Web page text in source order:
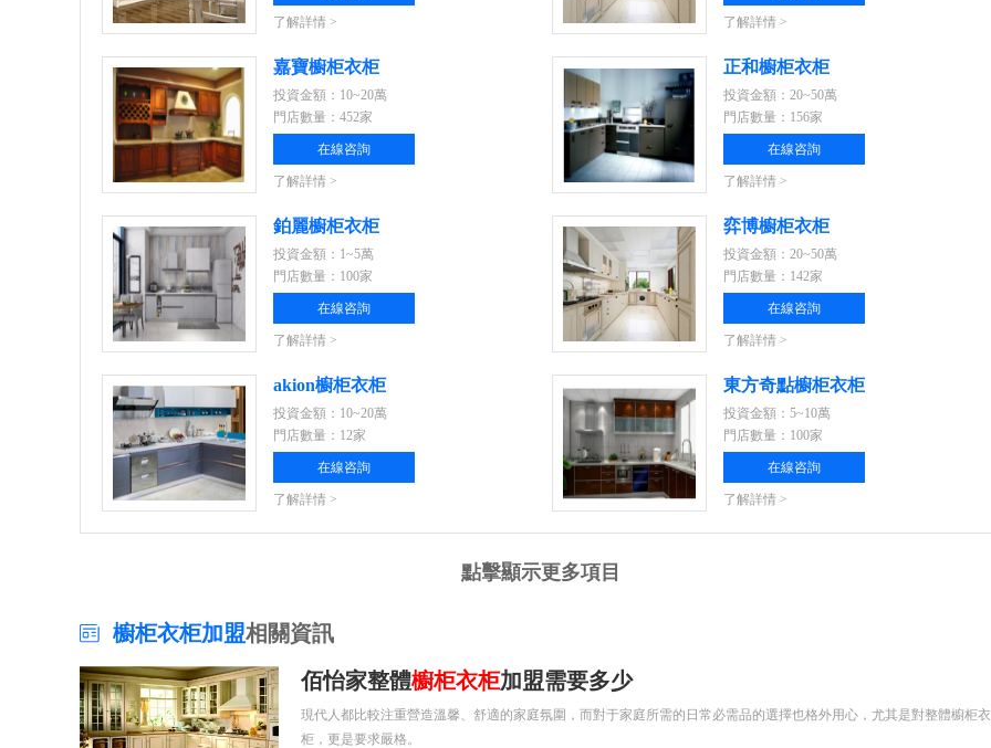
了解詳情 > 了解詳情 >
嘉寶櫥柜衣柜
投資金額：10~20萬
門店數量：452家
在線咨詢
了解詳情 >
正和櫥柜衣柜
投資金額：20~50萬
門店數量：156家
在線咨詢
了解詳情 >
鉑麗櫥柜衣柜
投資金額：1~5萬
門店數量：100家
在線咨詢
了解詳情 >
弈博櫥柜衣柜
投資金額：20~50萬
門店數量：142家
在線咨詢
了解詳情 >
akion櫥柜衣柜
投資金額：10~20萬
門店數量：12家
在線咨詢
了解詳情 >
東方奇點櫥柜衣柜
投資金額：5~10萬
門店數量：100家
在線咨詢
了解詳情 >
點擊顯示更多項目
櫥柜衣柜加盟相關資訊
佰怡家整體櫥柜衣柜加盟需要多少
現代人都比較注重營造溫馨、舒適的家庭氛圍，而對于家庭所需的日常必需品的選擇也格外用心，尤其是對整體櫥柜衣
柜，更是要求嚴格。